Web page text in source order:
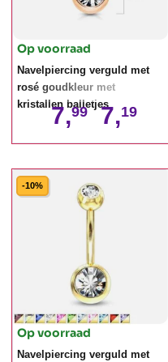
Op voorraad
Navelpiercing verguld met
rosé goudkleur met
kristallen balletjes
7,99 7,19
-10%
Op voorraad
Navelpiercing verguld met